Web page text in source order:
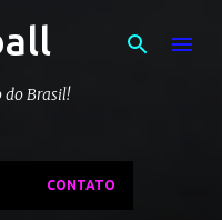
principal
Brasil!
CONTATO